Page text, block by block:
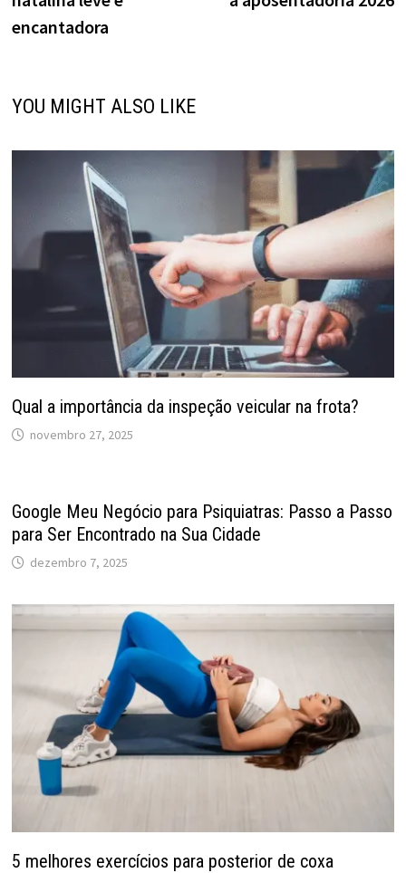
encantadora
YOU MIGHT ALSO LIKE
Qual a importância da inspeção veicular na frota?
novembro 27, 2025
Google Meu Negócio para Psiquiatras: Passo a Passo
para Ser Encontrado na Sua Cidade
dezembro 7, 2025
5 melhores exercícios para posterior de coxa